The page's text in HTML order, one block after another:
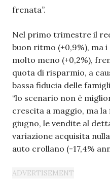
frenata”.
Nel primo trimestre il
buon ritmo (+0,9%), ma
molto meno (+0,2%),
quota di risparmio, a
bassa fiducia delle
“lo scenario non è
crescita a maggio, ma la
giugno, le vendite al
variazione acquisita
auto crollano (-17,4%